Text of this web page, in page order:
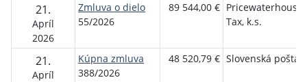
21.
Apríl
2026
Zmluva o dielo
55/2026
89 544,00 €
Tax, k.s.
21.
Apríl
Kúpna zmluva
388/2026
48 520,79 € Slovenská pošta,